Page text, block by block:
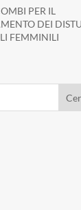
PER IL
DEI
FEMMINILI